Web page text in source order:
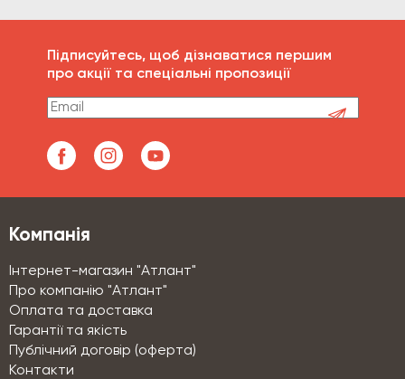
Підписуйтесь, щоб дізнаватися першим
про акції та спеціальні пропозиції
Компанія
Інтернет-магазин "Атлант"
Про компанію "Атлант"
Оплата та доставка
Гарантії та якість
Публічний договір (оферта)
Контакти